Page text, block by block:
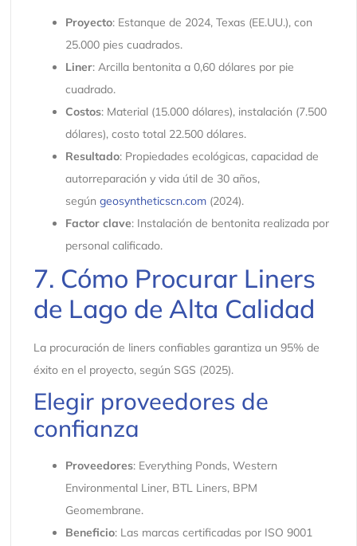
Proyecto: Estanque de 2024, Texas (EE.UU.), con
25.000 pies cuadrados.
Liner: Arcilla bentonita a 0,60 dólares por pie
cuadrado.
Costos: Material (15.000 dólares), instalación (7.500
dólares), costo total 22.500 dólares.
Resultado: Propiedades ecológicas, capacidad de
autorreparación y vida útil de 30 años,
según geosyntheticscn.com(2024).
Factor clave: Instalación de bentonita realizada por
personal calificado.
7. Cómo Procurar Liners
de Lago de Alta Calidad
La procuración de liners confiables garantiza un 95% de
éxito en el proyecto, según SGS (2025).
Elegir proveedores de
confianza
Proveedores: Everything Ponds, Western
Environmental Liner, BTL Liners, BPM
Geomembrane.
Beneficio: Las marcas certificadas por ISO 9001